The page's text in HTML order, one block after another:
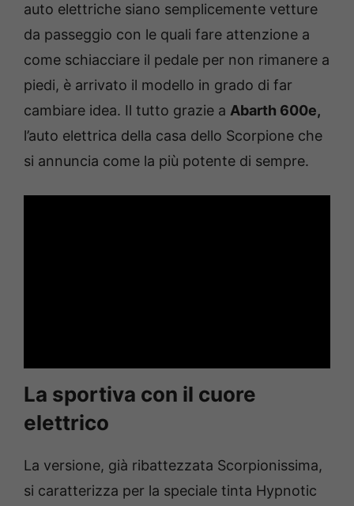
auto elettriche siano semplicemente vetture
da passeggio con le quali fare attenzione a
come schiacciare il pedale per non rimanere a
piedi, è arrivato il modello in grado di far
cambiare idea. Il tutto grazie a Abarth 600e,
l’auto elettrica della casa dello Scorpione che
si annuncia come la più potente di sempre.
La sportiva con il cuore
elettrico
La versione, già ribattezzata Scorpionissima,
si caratterizza per la speciale tinta Hypnotic